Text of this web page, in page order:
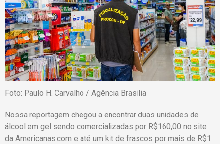
Foto: Paulo H. Carvalho / Agência Brasília
Nossa reportagem chegou a encontrar duas unidades de
álcool em gel sendo comercializadas por R$160,00 no site
da Americanas.com e até um kit de frascos por mais de R$1